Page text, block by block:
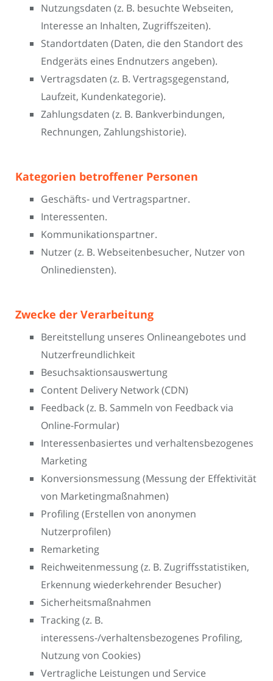
Nutzungsdaten (z. B. besuchte Webseiten,
Interesse an Inhalten, Zugriffszeiten).
Standortdaten (Daten, die den Standort des
Endgeräts eines Endnutzers angeben).
Vertragsdaten (z. B. Vertragsgegenstand,
Laufzeit, Kundenkategorie).
Zahlungsdaten (z. B. Bankverbindungen,
Rechnungen, Zahlungshistorie).
Kategorien betroffener Personen
Geschäfts- und Vertragspartner.
Interessenten.
Kommunikationspartner.
Nutzer (z. B. Webseitenbesucher, Nutzer von
Onlinediensten).
Zwecke der Verarbeitung
Bereitstellung unseres Onlineangebotes und
Nutzerfreundlichkeit
Besuchsaktionsauswertung
Content Delivery Network (CDN)
Feedback (z. B. Sammeln von Feedback via
Online-Formular)
Interessenbasiertes und verhaltensbezogenes
Marketing
Konversionsmessung (Messung der Effektivität
von Marketingmaßnahmen)
Profiling (Erstellen von anonymen
Nutzerprofilen)
Remarketing
Reichweitenmessung (z. B. Zugriffsstatistiken,
Erkennung wiederkehrender Besucher)
Sicherheitsmaßnahmen
Tracking (z. B.
interessens-/verhaltensbezogenes Profiling,
Nutzung von Cookies)
Vertragliche Leistungen und Service